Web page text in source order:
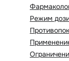
Режим